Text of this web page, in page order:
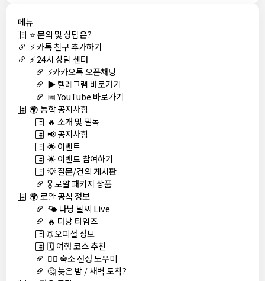
메뉴
⭐ 문의 및 상담은?
⚡ 카톡 친구 추가하기
⚡ 24시 상담 센터
⚡카카오톡 오픈채팅
▶️ 텔레그램 바로가기
📅 YouTube 바로가기
🌍 통합 공지사항
🔥 소개 및 필독
📢 공지사항
🌟 이벤트
🌟 이벤트 참여하기
💡 질문/건의 게시판
🎖️ 로얄 패키지 상품
🌍 로얄 공식 정보
🌤️ 다낭 날씨 Live
🔥 다낭 타임즈
🌐 오피셜 정보
🗓️ 여행 코스 추천
🏊‍♀️ 숙소 선정 도우미
🤔 늦은 밤 / 새벽 도착?